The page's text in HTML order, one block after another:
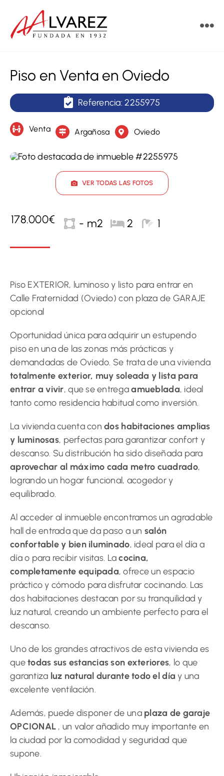
contenido
Alquila
Piso en Venta en Oviedo
Referencia: 2255975
Venta Argañosa Oviedo
VER TODAS LAS FOTOS
178.000€ - m2 2 1
Piso EXTERIOR, luminoso y listo para entrar en
Calle Fraternidad (Oviedo) con plaza de GARAJE
opcional
Oportunidad única para adquirir un estupendo
piso en una de las zonas más prácticas y
demandadas de Oviedo. Se trata de una vivienda
totalmente exterior, muy soleada y lista para
entrar a vivir, que se entregaamueblada, ideal
tanto como residencia habitual como inversión.
La vivienda cuenta condos habitaciones amplias
y luminosas, perfectas para garantizar confort y
descanso. Su distribución ha sido diseñada para
aprovechar al máximo cada metro cuadrado,
logrando un hogar funcional, acogedor y
equilibrado.
Al acceder al inmueble encontramos un agradable
hall de entrada que da paso a un salón
confortable y bien iluminado, ideal para el día a
día o para recibir visitas. Lacocina,
completamente equipada, ofrece un espacio
práctico y cómodo para disfrutar cocinando. Las
dos habitaciones destacan por su tranquilidad y
luz natural, creando un ambiente perfecto para el
descanso.
Uno de los grandes atractivos de esta vivienda es
quetodas sus estancias son exteriores, lo que
garantiza luz natural durante todo el día y una
excelente ventilación.
Además, puede disponer de una plaza de garaje
OPCIONAL , un valor añadido muy importante en
la ciudad por la comodidad y seguridad que
supone.